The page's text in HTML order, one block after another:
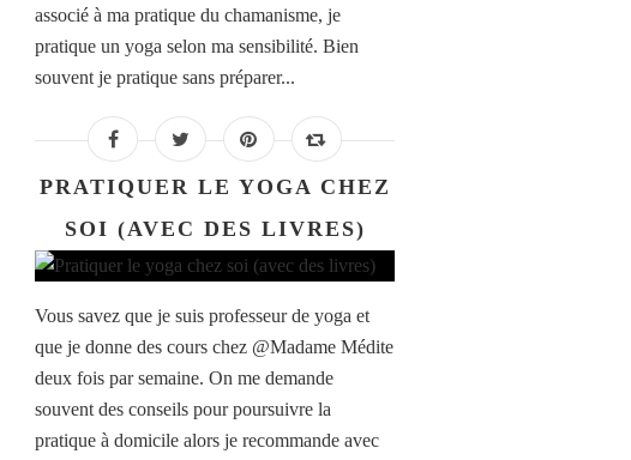
associé à ma pratique du chamanisme, je
pratique un yoga selon ma sensibilité. Bien
souvent je pratique sans préparer...
PRATIQUER LE YOGA CHEZ
SOI (AVEC DES LIVRES)
Vous savez que je suis professeur de yoga et
que je donne des cours chez @Madame Médite
deux fois par semaine. On me demande
souvent des conseils pour poursuivre la
pratique à domicile alors je recommande avec